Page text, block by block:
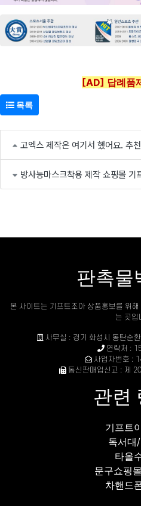
[AD] 답례품
목록
고엑스 제작은 여기서 했어요. 추
방사능마스크착용 제작 쇼핑몰 기
판촉물
본 사이트는 기프트조아 상품홍보를 위
는 곳입
사무실 : 경기 화성시 동탄순
연락처 :
사업자번호 :
통신판매업신고 : 제
관련
기프트
독서대
타올
문구쇼핑
차핸드